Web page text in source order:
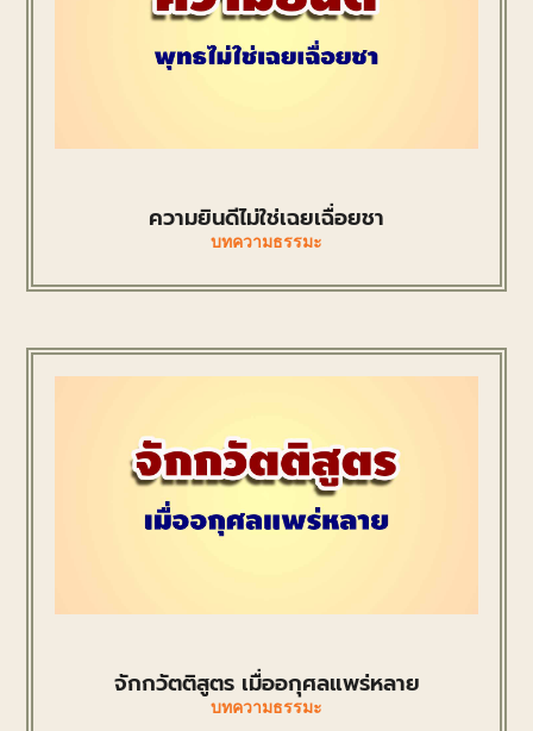
ความยินดีไม่ใช่เฉยเฉื่อยชา
บทความธรรมะ
จักกวัตติสูตร เมื่ออกุศลแพร่หลาย
บทความธรรมะ